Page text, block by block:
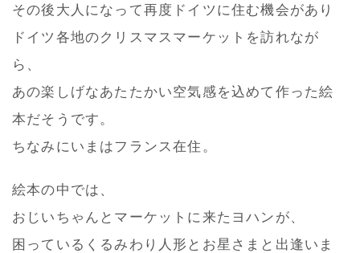
その後大人になって再度ドイツに住む機会があり
ドイツ各地のクリスマスマーケットを訪れなが
ら、
あの楽しげなあたたかい空気感を込めて作った絵
本だそうです。
ちなみにいまはフランス在住。
絵本の中では、
おじいちゃんとマーケットに来たヨハンが、
困っているくるみわり人形とお星さまと出逢いま